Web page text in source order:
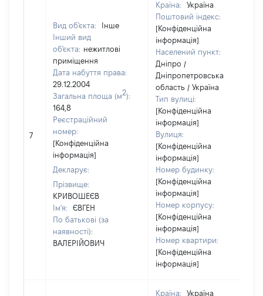
7
Вид об'єкта:
Інше
Інший вид
об'єкта: нежитлові
приміщення
Дата набуття права:
29.12.2004
Загальна площа (м2):
164,8
Реєстраційний
номер:
[Конфіденційна
інформація]
Декларує:
Прізвище:
КРИВОШЕЄВ
Ім'я:
ЄВГЕН
По батькові (за
наявності):
ВАЛЕРІЙОВИЧ
Країна:
Україна
Поштовий індекс:
[Конфіденційна
інформація]
Населений пункт:
Дніпро /
Дніпропетровська
область / Україна
Тип вулиці:
[Конфіденційна
інформація]
Вулиця:
[Конфіденційна
інформація]
Номер будинку:
[Конфіденційна
інформація]
Номер корпусу:
[Конфіденційна
інформація]
Номер квартири:
[Конфіденційна
інформація]
Країна:
Україна